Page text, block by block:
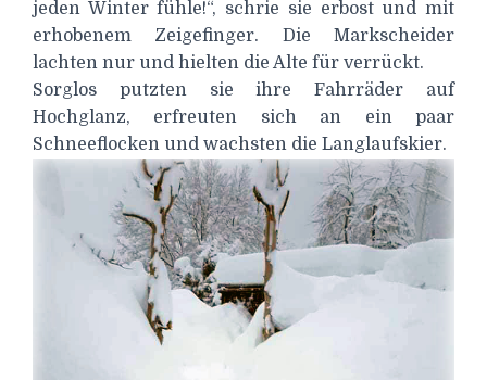
jeden Winter fühle!“, schrie sie erbost und mit
erhobenem Zeigefinger. Die Markscheider
lachten nur und hielten die Alte für verrückt.
Sorglos putzten sie ihre Fahrräder auf
Hochglanz, erfreuten sich an ein paar
Schneeflocken und wachsten die Langlaufskier.